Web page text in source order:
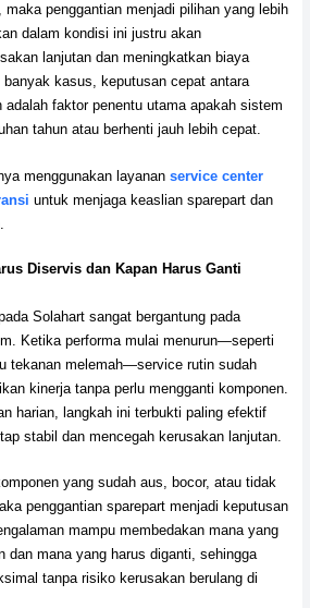
penggantian menjadi pilihan yang lebih
dalam kondisi ini justru akan
lanjutan dan meningkatkan biaya
kasus, keputusan cepat antara
adalah faktor penentu utama apakah sistem
tahun atau berhenti jauh lebih cepat.
menggunakan layanan service center
untuk menjaga keaslian sparepart dan
Diservis dan Kapan Harus Ganti
Solahart sangat bergantung pada
Ketika performa mulai menurun—seperti
tekanan melemah—service rutin sudah
kinerja tanpa perlu mengganti komponen.
harian, langkah ini terbukti paling efektif
stabil dan mencegah kerusakan lanjutan.
yang sudah aus, bocor, atau tidak
penggantian sparepart menjadi keputusan
mampu membedakan mana yang
dan mana yang harus diganti, sehingga
tanpa risiko kerusakan berulang di